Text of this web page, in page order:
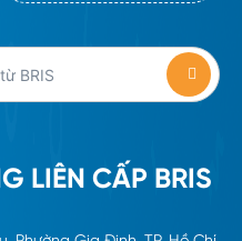
LIÊN CẤP BRIS